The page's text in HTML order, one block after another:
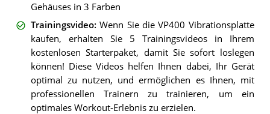
Gehäuses in 3 Farben
Trainingsvideo:Wenn Sie die VP400 Vibrationsplatte
kaufen, erhalten Sie 5 Trainingsvideos in Ihrem
kostenlosen Starterpaket, damit Sie sofort loslegen
können! Diese Videos helfen Ihnen dabei, Ihr Gerät
optimal zu nutzen, und ermöglichen es Ihnen, mit
professionellen Trainern zu trainieren, um ein
optimales Workout-Erlebnis zu erzielen.